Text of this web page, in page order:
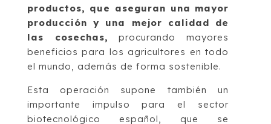
productos, que aseguran una mayor
producción y una mejor calidad de
las cosechas, procurando mayores
beneficios para los agricultores en todo
el mundo, además de forma sostenible.
Esta operación supone también un
importante impulso para el sector
biotecnológico español, que se